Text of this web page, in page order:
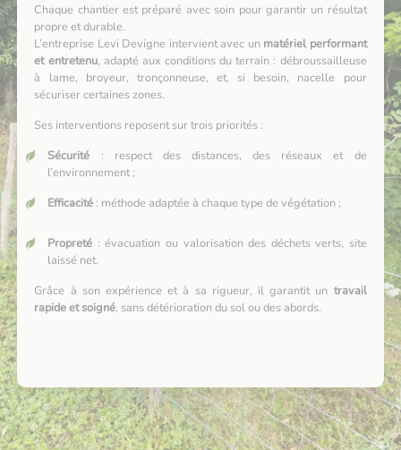
Chaque chantier est préparé avec soin pour garantir un résultat
propre et durable.
L’entreprise Levi Devigne intervient avec un matériel performant
et entretenu, adapté aux conditions du terrain : débroussailleuse
à lame, broyeur, tronçonneuse, et, si besoin, nacelle pour
sécuriser certaines zones.
Ses interventions reposent sur trois priorités :
Sécurité : respect des distances, des réseaux et de
l’environnement ;
Efficacité : méthode adaptée à chaque type de végétation ;
Propreté : évacuation ou valorisation des déchets verts, site
laissé net.
Grâce à son expérience et à sa rigueur, il garantit un travail
rapide et soigné, sans détérioration du sol ou des abords.